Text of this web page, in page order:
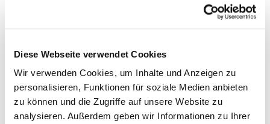
Diese Webseite verwendet Cookies
Wir verwenden Cookies, um Inhalte und Anzeigen zu
personalisieren, Funktionen für soziale Medien anbieten
zu können und die Zugriffe auf unsere Website zu
analysieren. Außerdem geben wir Informationen zu Ihrer